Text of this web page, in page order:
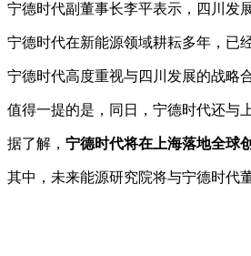
宁德时代副董事长李平表示，四川发
宁德时代在新能源领域耕耘多年，已
宁德时代高度重视与四川发展的战略
值得一提的是，同日，宁德时代还与
据了解， 宁德时代将在上海落地全球
其中，未来能源研究院将与宁德时代